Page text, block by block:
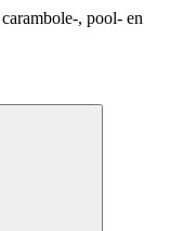
, pool- en